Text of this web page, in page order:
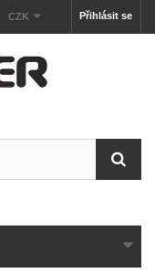
Přihlásit se
CZK